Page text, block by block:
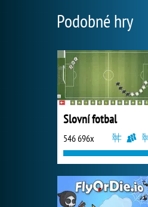
Podobné hry
Slovní fotbal
546 696x